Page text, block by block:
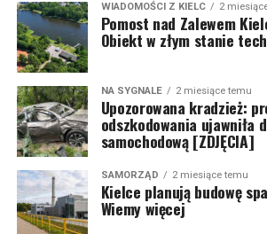
WIADOMOŚCI Z KIELC 2
Pomost nad Zalewem
Obiekt w złym stanie
NA SYGNALE 2 miesiące temu
Upozorowana kradzież:
odszkodowania ujawniła
samochodową [ZDJĘCIA]
SAMORZĄD 2 miesiące temu
Kielce planują budowę
Wiemy więcej